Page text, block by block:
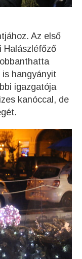
Az első
Halászléfőző
is hangyányit
igazgatója
kanóccal, de